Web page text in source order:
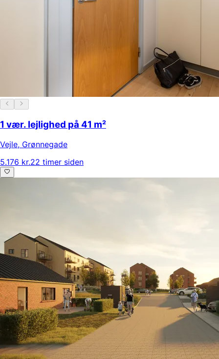
1 vær. lejlighed på 41 m²
Vejle, Grønnegade
5.176 kr.22 timer siden